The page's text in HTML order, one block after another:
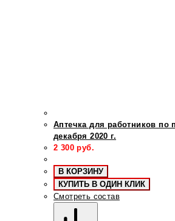
Аптечка для работников по
декабря 2020 г.
2 300 руб.
В КОРЗИНУ
КУПИТЬ В ОДИН КЛИК
Смотреть состав